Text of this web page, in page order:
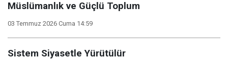
Müslümanlık ve Güçlü Toplum
03 Temmuz 2026 Cuma 14:59
Sistem Siyasetle Yürütülür